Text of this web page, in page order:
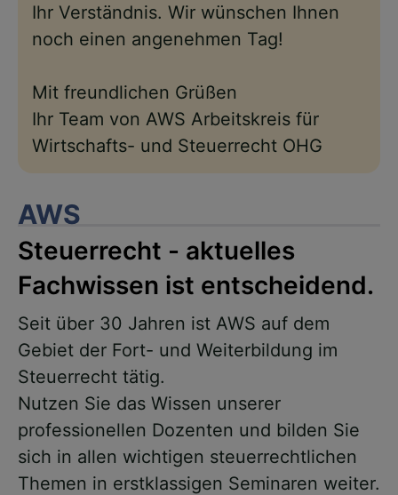
Ihr Verständnis. Wir wünschen Ihnen
noch einen angenehmen Tag!
Mit freundlichen Grüßen
Ihr Team von AWS Arbeitskreis für
Wirtschafts- und Steuerrecht OHG
AWS
Steuerrecht - aktuelles
Fachwissen ist entscheidend.
Seit über 30 Jahren ist AWS auf dem
Gebiet der Fort- und Weiterbildung im
Steuerrecht tätig.
Nutzen Sie das Wissen unserer
professionellen Dozenten und bilden Sie
sich in allen wichtigen steuerrechtlichen
Themen in erstklassigen Seminaren weiter.